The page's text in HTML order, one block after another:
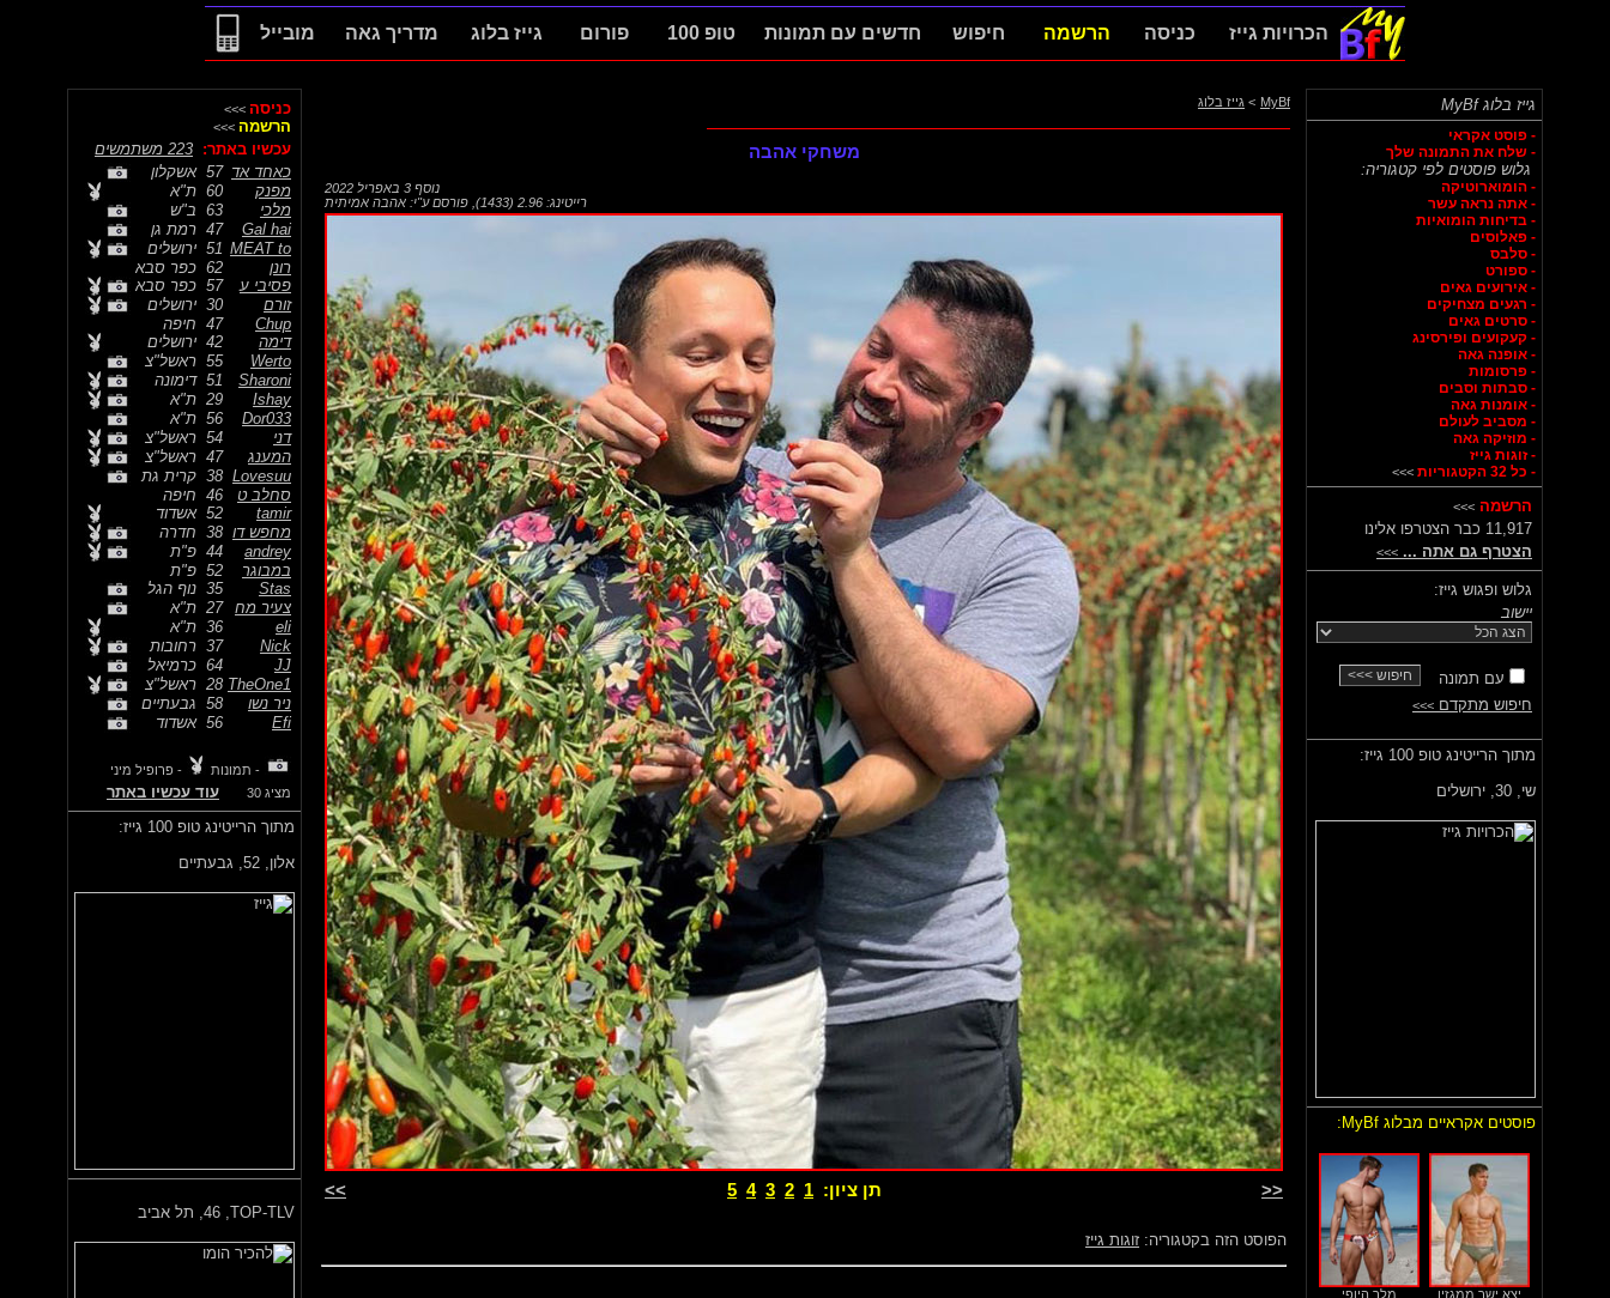
הכרויות גייז כניסה הרשמה חיפוש חדשים עם תמונות טופ 100 פורום גייז בלוג מדריך גאה מובייל
גייז בלוג MyBf
- פוסט אקראי
- שלח את התמונה שלך
גלוש פוסטים לפי קטגוריה:
- הומוארוטיקה
- אתה נראה עשר
- בדיחות הומואיות
- פאלוסים
- סלבס
- ספורט
- אירועים גאים
- רגעים מצחיקים
- סרטים גאים
- קעקועים ופירסינג
- אופנה גאה
- פרסומות
- סבתות וסבים
- אומנות גאה
- מסביב לעולם
- מוזיקה גאה
- זוגות גייז
- כל 32 הקטגוריות
>>>
הרשמה >>>
11,917 כבר הצטרפו אלינו
הצטרף גם אתה ... >>>
גלוש ופגוש גייז:
יישוב
עם תמונה
חיפוש מתקדם >>>
מתוך הרייטינג טופ 100 גייז:
שי, 30, ירושלים
פוסטים אקראיים מבלוג MyBf:
יצא ישר ממגזין מלך היופי
MyBf
> גייז בלוג
משחקי אהבה
נוסף 3 באפריל 2022
רייטינג: 2.96 (1433)
פורסם ע"י: אהבה אמיתית
<< תן ציון: 1
2
3
4
5
>>
הפוסט הזה בקטגוריה: זוגות גייז
כניסה >>>
הרשמה >>>
עכשיו באתר: 223 משתמשים
כאחד אד 57
אשקלון
מפנק
ת"א
מלכי
ב"ש
Gal hai
47
רמת גן
MEAT to
ירושלים
רונן
כפר סבא
פסיבי ע
57
כפר סבא
זורם
ירושלים
Chup
47
חיפה
דימה
ירושלים
Werto
55
ראשל"צ
Sharoni
דימונה
Ishay
ת"א
Dor033
ת"א
דני
ראשל"צ
המענג
47
ראשל"צ
Lovesuu
קרית גת
סחלב ט
חיפה
tamir
אשדוד
מחפש דו
חדרה
andrey
פ"ת
במבוגר
פ"ת
Stas
35
נוף הגל
צעיר מח 27
ת"א
eli
ת"א
Nick
37
רחובות
JJ
כרמיאל
TheOne1
ראשל"צ
ניר נשו
גבעתיים
Efi
אשדוד
- תמונות
- פרופיל מיני
מציג 30
עוד עכשיו באתר
מתוך הרייטינג טופ 100 גייז:
אלון, 52, גבעתיים
TOP-TLV, 46, תל אביב